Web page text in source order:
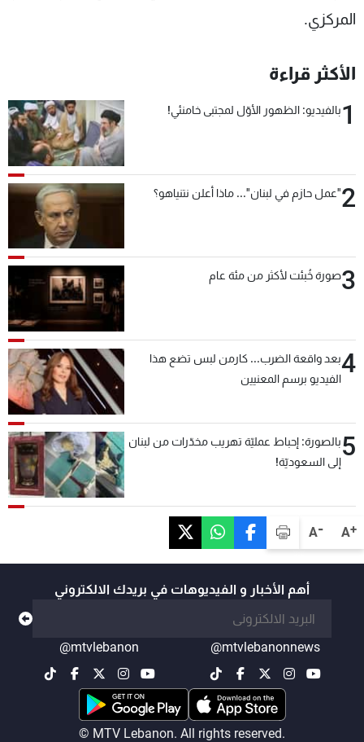
A+
A-
المركزي.
الأكثر قراءة
1بالفيديو: الظهور الأوّل لمجتبى خامنئي!
2"عمل حازم في لبنان"... ماذا أعلن نتنياهو؟
3صورة خُبئت لأكثر من مئة عام
4بعد واقعة الضرب... كارمن لبس تضع هذا
الفيديو برسم المعنيين
5بالصورة: إحباط عمليّة تهريب مخدّرات من لبنان
إلى السعوديّة!
أهم الأخبار و الفيديوهات في بريدك الالكتروني
@mtvlebanonnews
@mtvlebanon
© MTV Lebanon. All rights reserved.